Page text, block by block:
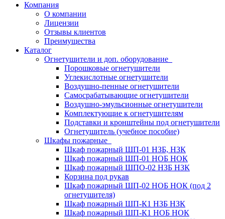
Компания
О компании
Лицензии
Отзывы клиентов
Преимущества
Каталог
Огнетушители и доп. оборудование
Порошковые огнетушители
Углекислотные огнетушители
Воздушно-пенные огнетушители
Самосрабатывающие огнетушители
Воздушно-эмульсионные огнетушители
Комплектующие к огнетушителям
Подставки и кронштейны под огнетушители
Огнетушитель (учебное пособие)
Шкафы пожарные
Шкаф пожарный ШП-01 НЗБ, НЗК
Шкаф пожарный ШП-01 НОБ НОК
Шкаф пожарный ШПО-02 НЗБ НЗК
Корзина под рукав
Шкаф пожарный ШП-02 НОБ НОК (под 2
огнетушителя)
Шкаф пожарный ШП-К1 НЗБ НЗК
Шкаф пожарный ШП-К1 НОБ НОК